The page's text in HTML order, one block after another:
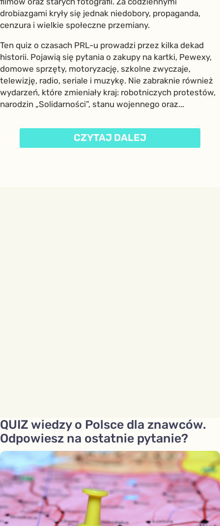
drobiazgami kryły się jednak niedobory, propaganda,
cenzura i wielkie społeczne przemiany.
Ten quiz o czasach PRL-u prowadzi przez kilka dekad
historii. Pojawią się pytania o zakupy na kartki, Pewexy,
domowe sprzęty, motoryzację, szkolne zwyczaje,
telewizję, radio, seriale i muzykę. Nie zabraknie również
wydarzeń, które zmieniały kraj: robotniczych protestów,
narodzin „Solidarności”, stanu wojennego oraz...
CZYTAJ DALEJ
QUIZ wiedzy o Polsce dla znawców.
Odpowiesz na ostatnie pytanie?